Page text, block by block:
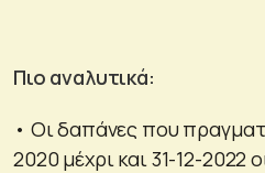
Πιο αναλυτικά:
• Οι δαπάνες που
2020 μέχρι και 31-12-2022